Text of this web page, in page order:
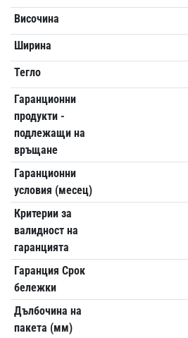
Височина
Ширина
Тегло
Гаранционни
продукти -
подлежащи на
връщане
Гаранционни
условия (месец)
Критерии за
валидност на
гаранцията
Гаранция Срок
бележки
Дълбочина на
пакета (мм)